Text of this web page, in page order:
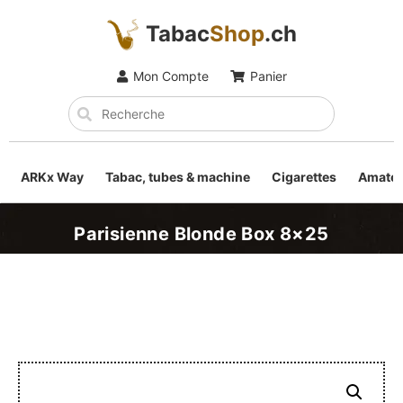
TabacShop.ch
Mon Compte Panier
ARKx Way Tabac, tubes & machine Cigarettes
Parisienne Blonde Box 8×25